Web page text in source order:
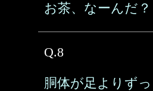
お茶、なーんだ？
Q.8
胴体が足よりずっ